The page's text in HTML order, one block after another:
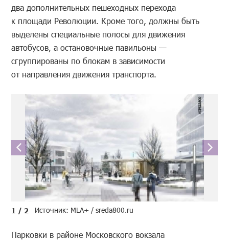
два дополнительных пешеходных перехода
к площади Революции. Кроме того, должны быть
выделены специальные полосы для движения
автобусов, а остановочные павильоны —
сгруппированы по блокам в зависимости
от направления движения транспорта.
1 / 2 Источник: MLA+ / sreda800.ru
Парковки в районе Московского вокзала